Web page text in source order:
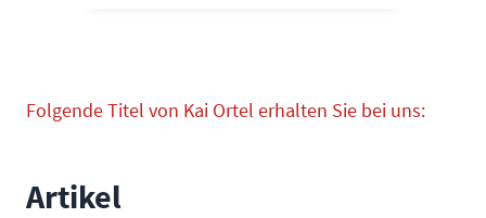
Folgende Titel von Kai Ortel erhalten Sie bei uns:
Artikel